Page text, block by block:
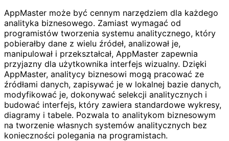
AppMaster może być cennym narzędziem dla każdego
analityka biznesowego. Zamiast wymagać od
programistów tworzenia systemu analitycznego, który
pobierałby dane z wielu źródeł, analizował je,
manipulował i przekształcał, AppMaster zapewnia
przyjazny dla użytkownika interfejs wizualny. Dzięki
AppMaster, analitycy biznesowi mogą pracować ze
źródłami danych, zapisywać je w lokalnej bazie danych,
modyfikować je, dokonywać selekcji analitycznych i
budować interfejs, który zawiera standardowe wykresy,
diagramy i tabele. Pozwala to analitykom biznesowym
na tworzenie własnych systemów analitycznych bez
konieczności polegania na programistach.